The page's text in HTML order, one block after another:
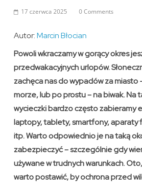
17 czerwca 2025 0 Comments
Autor:Marcin Błocian
Powoli wkraczamy w gorący okres
przedwakacyjnych urlopów.
zachęca nas do wypadów za miasto
morze, lub po prostu – na biwak. Na
wycieczki bardzo często zabieramy
laptopy, tablety, smartfony,
itp. Warto odpowiednio je na taką
zabezpieczyć – szczególnie gdy
używane w trudnych warunkach.
warto postawić, by ochrona przed